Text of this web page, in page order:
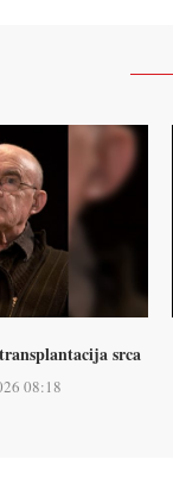
srca
08:18